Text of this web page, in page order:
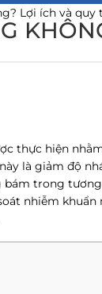
Lợi ích và
thực hiện
là giảm độ
trong
nhiễm